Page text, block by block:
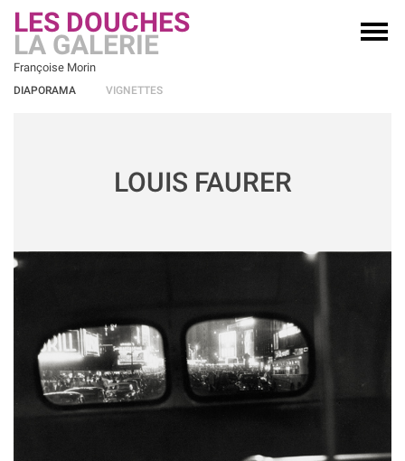
LES DOUCHES
LA GALERIE
Françoise Morin
DIAPORAMA VIGNETTES
LOUIS FAURER